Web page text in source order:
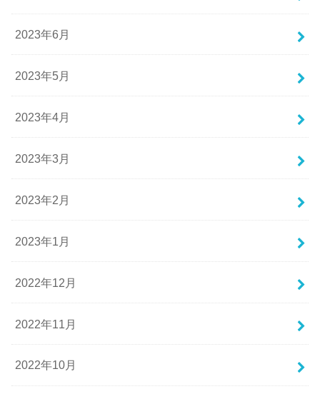
2023年6月
2023年5月
2023年4月
2023年3月
2023年2月
2023年1月
2022年12月
2022年11月
2022年10月